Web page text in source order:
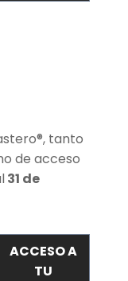
tanto
de acceso
31 de
ACCESO A
TU